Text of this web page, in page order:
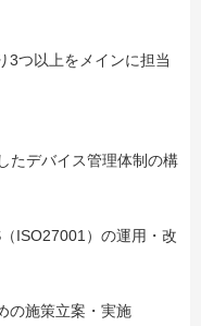
3つ以上をメインに担当
たデバイス管理体制の構
ISO27001）の運用・改
の施策立案・実施